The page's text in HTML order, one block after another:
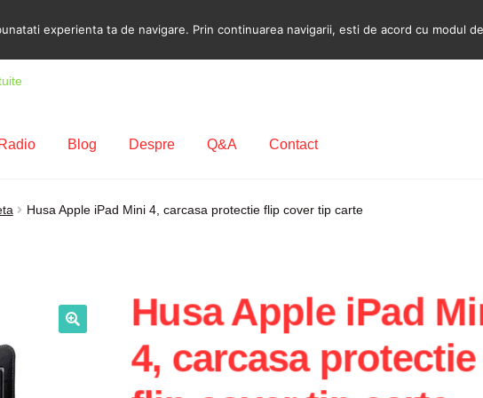
Blog Despre Q&A Contact
Radio, Decodare Casetofon Auto Contact Contul meu
Husa Apple iPad Mini 4, carcasa protectie flip cover tip carte
Husa Apple iPad
4, carcasa protectie
experienta ta de navigare. Prin continuarea navigarii, esti de acord cu modul